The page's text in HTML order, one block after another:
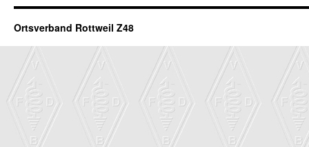
Ortsverband Rottweil Z48